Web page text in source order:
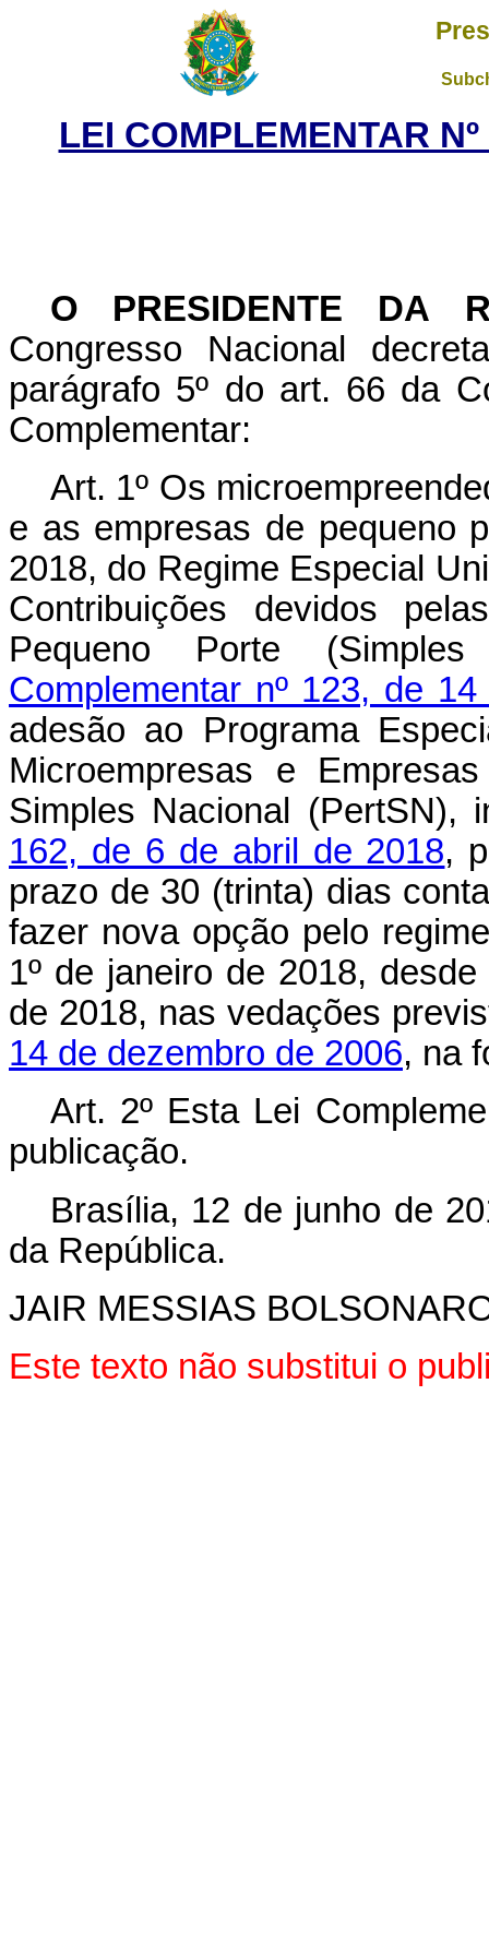
LEI COMPLEMENTAR
O PRESIDENTE DA
Congresso Nacional
parágrafo 5º do art. 66 da
Complementar:
Art. 1º Os
e as empresas de pequeno
2018, do Regime Especial
Contribuições devidos
Pequeno Porte
Complementar nº 123, de
adesão ao Programa
Microempresas e
Simples Nacional (PertSN),
162, de 6 de abril de 2018,
prazo de 30 (trinta) dias
fazer nova opção pelo
1º de janeiro de 2018,
de 2018, nas vedações
14 de dezembro de 2006, na
Art. 2º Esta Lei
publicação.
Brasília, 12 de junho de
da República.
JAIR MESSIAS
Este texto não substitui o